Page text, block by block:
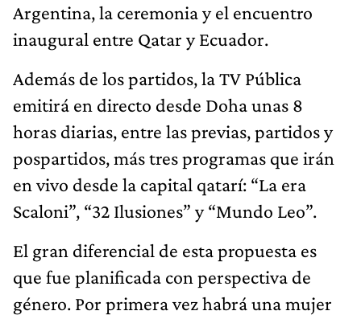
Argentina, la ceremonia y el encuentro
inaugural entre Qatar y Ecuador.
Además de los partidos, la TV Pública
emitirá en directo desde Doha unas 8
horas diarias, entre las previas, partidos y
pospartidos, más tres programas que irán
en vivo desde la capital qatarí: “La era
Scaloni”, “32 Ilusiones” y “Mundo Leo”.
El gran diferencial de esta propuesta es
que fue planificada con perspectiva de
género. Por primera vez habrá una mujer